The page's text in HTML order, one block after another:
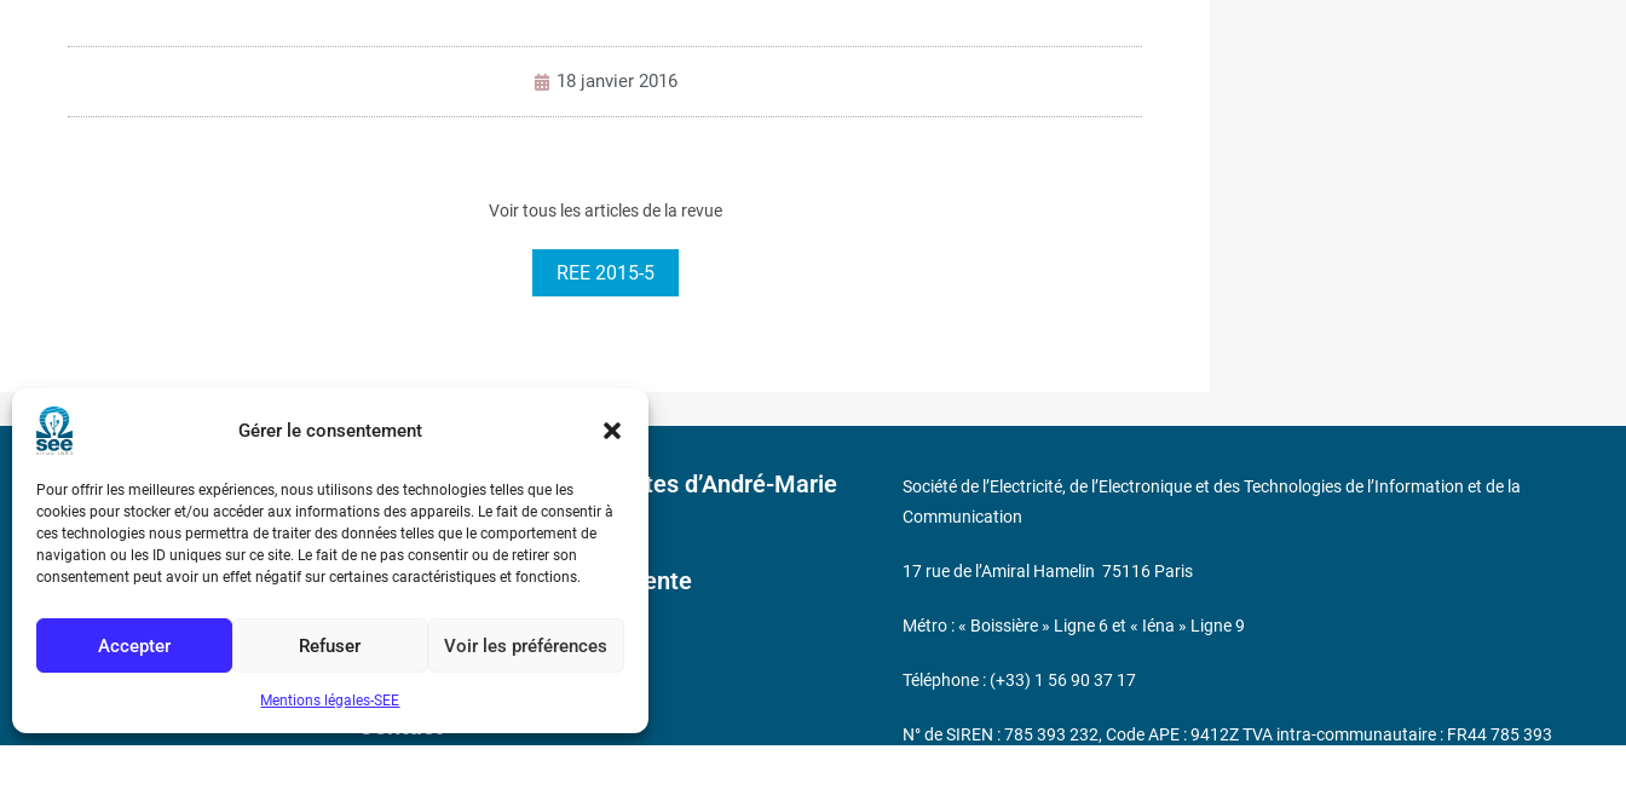
Gérer le consentement
Pour offrir les meilleures expériences, nous utilisons des technologies telles que les
cookies pour stocker et/ou accéder aux informations des appareils. Le fait de consentir à
ces technologies nous permettra de traiter des données telles que le comportement de
navigation ou les ID uniques sur ce site. Le fait de ne pas consentir ou de retirer son
consentement peut avoir un effet négatif sur certaines caractéristiques et fonctions.
Accepter Refuser Voir les préférences
Mentions légales-SEE
18 janvier 2016
Voir tous les articles de la revue
REE 2015-5
Bicentenaire des découvertes d’André-Marie
Ampère
Conditions Générales de Vente
Mentions légales
Contact
Société de l’Electricité, de l’Electronique et des Technologies de l’Information et de la
Communication
17 rue de l’Amiral Hamelin 75116 Paris
Métro : « Boissière » Ligne 6 et « Iéna » Ligne 9
Téléphone : (+33) 1 56 90 37 17
N° de SIREN : 785 393 232, Code APE : 9412Z TVA intra-communautaire : FR44 785 393